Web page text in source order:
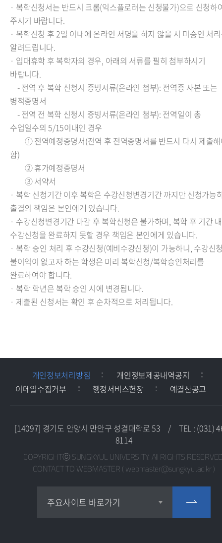
· 복학신청서는 반드시 크롬(익스플로러는 신청불가)으로 신청하
주시기 바랍니다.
· 복학신청 후 2일 이내에 온라인 서명을 하지 않을 시 미승인 처
알려드립니다.
· 입대휴학 후 복학자의 경우, 아래의 서류를 필히 첨부하시기
바랍니다.
- 전역 후 복학 신청시 증빙서류(온라인 첨부): 전역증 사본 또는
병적증명서
- 전역 전 복학 신청시 증빙서류(온라인 첨부): 전역일이 총
수업일수의 5/15이내인 경우
① 전역예정증명서(전역 후 전역증명서를 반드시 다시 제출
함)
② 휴가예정증명서
③ 서약서
· 복학 신청기간 이후 복학은 수강신청변경기간 까지만 신청가능
출결의 책임은 본인에게 있습니다.
· 수강신청변경기간 마감 후 복학신청은 불가하며, 복학 후 기간 내
수강신청을 완료하지 못할 경우 책임은 본인에게 있습니다.
· 복학 승인 처리 후 수강신청(예비수강신청)이 가능하니, 수강신
불이익이 없고자 하는 학생은 미리 복학신청/복학승인처리를
완료하여야 합니다.
· 복학 학년은 복학 승인 시에 변경됩니다.
· 제출된 신청서는 확인 후 순차적으로 처리됩니다.
개인정보처리방침
개인정보제공내역공지
이메일수집거부
행정서비스헌장 예결산공고
주요사이트 바로가기
교목실
[14097] 경기도 안양시 만안구 성결대학로 53 /
TEL : (031)
8114
COPYRIGHTⓒ SUNGKYUL UNIVERSITY. All RIGHTS
CONTACT TO WEBMASTER ( webmaster@sungkyul.ac.kr )